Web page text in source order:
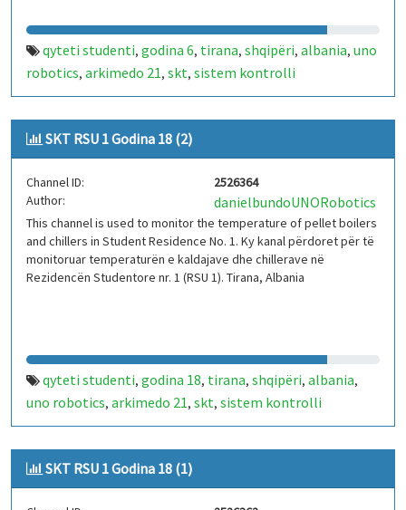
qyteti studenti, godina 6, tirana, shqipëri, albania, uno
robotics, arkimedo 21, skt, sistem kontrolli
temperature,iot,arduino,kaldajë,chiller,rsu 1
SKT RSU 1 Godina 18 (2)
Channel ID:
2526364
Author:
danielbundoUNORobotics
This channel is used to monitor the temperature of pellet boilers
and chillers in Student Residence No. 1. Ky kanal përdoret për të
monitoruar temperaturën e kaldajave dhe chillerave në
Rezidencën Studentore nr. 1 (RSU 1). Tirana, Albania
qyteti studenti, godina 18, tirana, shqipëri, albania,
uno robotics, arkimedo 21, skt, sistem kontrolli
temperature,iot,arduino,kaldajë,chiller,rsu 1
SKT RSU 1 Godina 18 (1)